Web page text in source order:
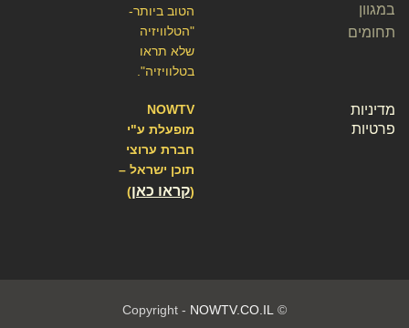
הטוב ביותר-
"הטלוויזיה
שלא תראו
בטלוויזיה".
NOWTV
מופעלת ע"י
חברת ערוצי
תוכן ישראל –
(קראו כאן)
במגוון
תחומים
מדיניות
פרטיות
© Copyright -
NOWTV.CO.IL